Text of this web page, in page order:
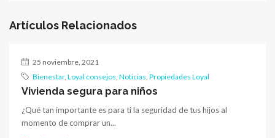
Artículos Relacionados
25 noviembre, 2021
Bienestar, Loyal consejos, Noticias, Propiedades Loyal
Vivienda segura para niños
¿Qué tan importante es para ti la seguridad de tus hijos al
momento de comprar un...